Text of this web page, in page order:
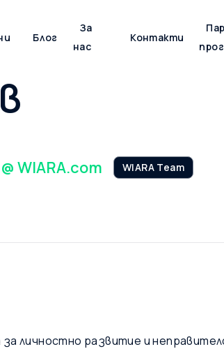
Блог
За
нас
Контакти
@ WIARA.com WIARA Team
личностно развитие и